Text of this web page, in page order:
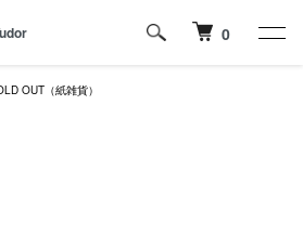
0
OUT（紙雑貨）